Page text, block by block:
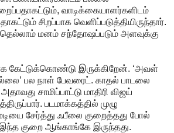
வாடிக்கையாளர்களிடம்
சிறப்பாக வெளிப்படுத்தியிருந்தார்.
மனம் சந்தோஷப்படும் அளவுக்கு
கேட்டுக்கொண்டு இருக்கிறேன். ‘அவள்
பல நாள் பேவரைட். காதல் பாடலை
சாமிப்பாட்டு மாதிரி விஜய்
படமாக்கத்தில் முழு
சேர்த்து ஃபீலை குறைத்தது போல்
இந்த குறை ஆங்காங்கே இருந்தது.